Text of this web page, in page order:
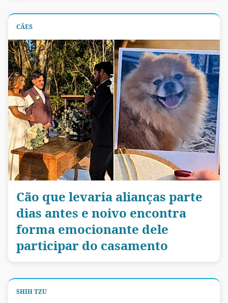
CÃES
Cão que levaria alianças parte
dias antes e noivo encontra
forma emocionante dele
participar do casamento
SHIH TZU